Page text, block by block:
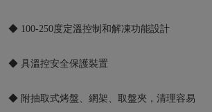
◆ 100-250度定溫控制和解凍功能設計
◆ 具溫控安全保護裝置
◆ 附抽取式烤盤、網架、取盤夾，清理容易